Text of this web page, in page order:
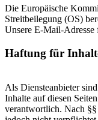
Die Europäische
Streitbeilegung (OS)
Unsere E-Mail-Adresse
Haftung für
Als Diensteanbieter
Inhalte auf diesen
verantwortlich. Nach